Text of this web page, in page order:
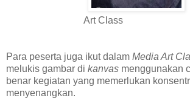
Art Class
Para peserta juga ikut dalam Media Art
melukis gambar di kanvas menggunakan
benar kegiatan yang memerlukan
menyenangkan.